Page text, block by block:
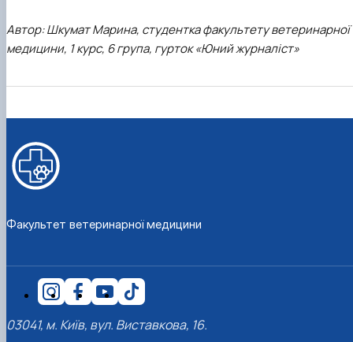
Автор: Шкумат Марина, студентка факультету ветеринарної
медицини, 1 курс, 6 група, гурток «Юний журналіст»
Факультет ветеринарної медицини
03041, м. Київ, вул. Виставкова, 16.